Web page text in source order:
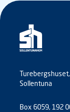
Sollentuna
Box 6059, 192